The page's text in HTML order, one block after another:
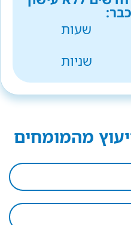
שעות
שניות
מהמומחים